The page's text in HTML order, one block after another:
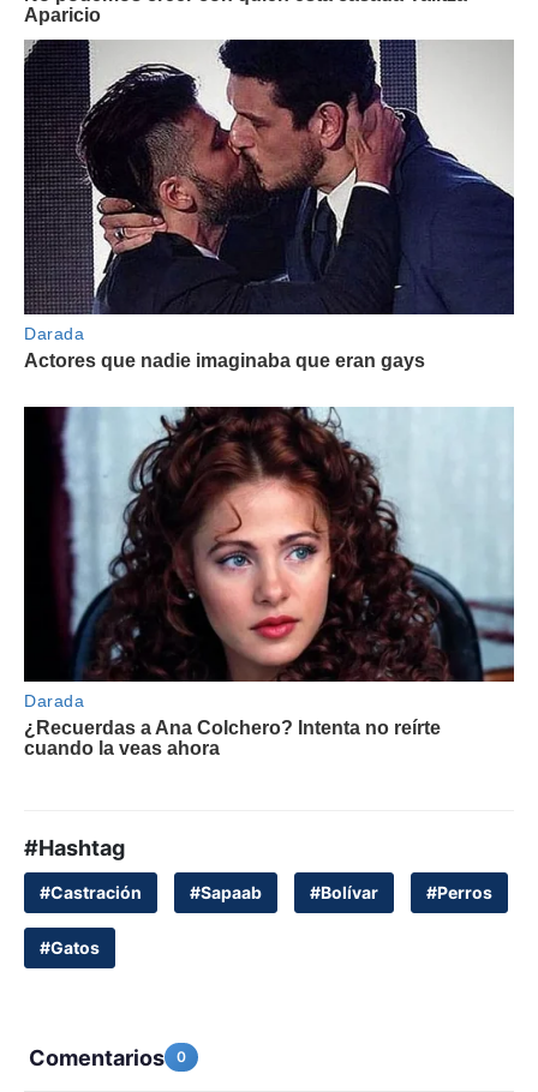
#Hashtag
#Castración #Sapaab #Bolívar #Perros
#Gatos
Comentarios 0